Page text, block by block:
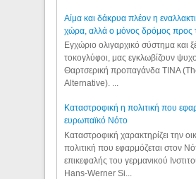
Αίμα και δάκρυα πλέον η
χώρα, αλλά ο μόνος δρόμος προς
Εγχώριο ολιγαρχικό σύστημα και
τοκογλύφοι, μας εγκλωβίζουν
Θαρτσερική προπαγάνδα TINA
Alternative). ...
Καταστροφική η πολιτική που
ευρωπαϊκό Νότο
Καταστροφική χαρακτηρίζει την
πολιτική που εφαρμόζεται στον
επικεφαλής του γερμανικού
Hans-Werner Si...